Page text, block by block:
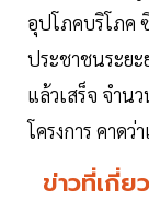
อุปโภคบริโภค
ประชาชนระยะ
แล้วเสร็จ จำนว
โครงการ คาดว่
ข่าวที่เกี่ย